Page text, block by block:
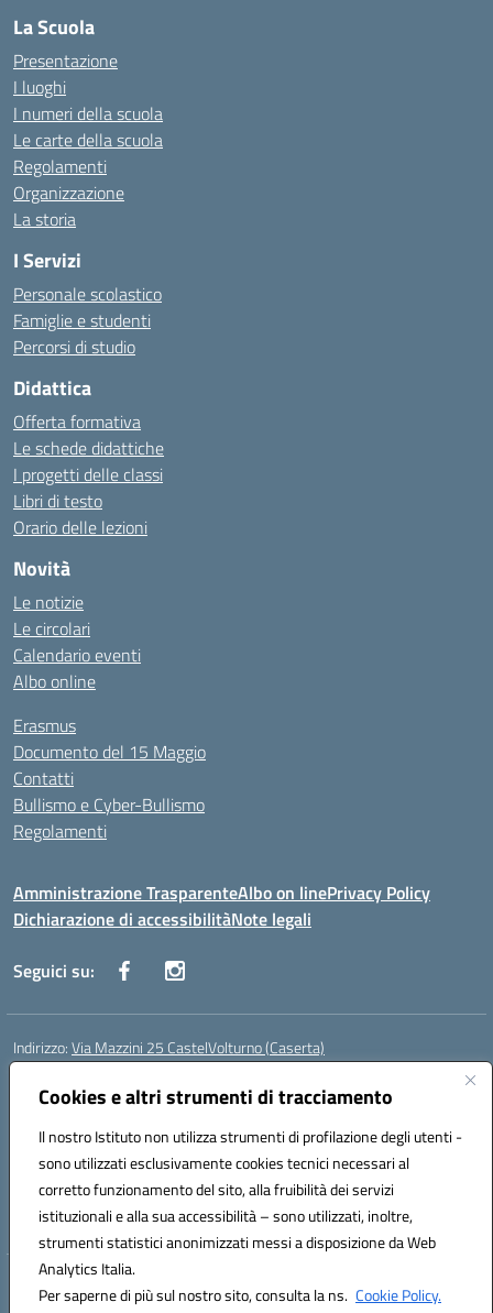
Cookies e altri strumenti di tracciamento
Il nostro Istituto non utilizza strumenti di profilazione degli utenti -
sono utilizzati esclusivamente cookies tecnici necessari al
corretto funzionamento del sito, alla fruibilità dei servizi
istituzionali e alla sua accessibilità – sono utilizzati, inoltre,
strumenti statistici anonimizzati messi a disposizione da Web
Analytics Italia.
Per saperne di più sul nostro sito, consulta la ns. Cookie Policy.
La Scuola
Presentazione
I luoghi
I numeri della scuola
Le carte della scuola
Regolamenti
Organizzazione
La storia
I Servizi
Personale scolastico
Famiglie e studenti
Percorsi di studio
Didattica
Offerta formativa
Le schede didattiche
I progetti delle classi
Libri di testo
Orario delle lezioni
Novità
Le notizie
Le circolari
Calendario eventi
Albo online
Erasmus
Documento del 15 Maggio
Contatti
Bullismo e Cyber-Bullismo
Regolamenti
Amministrazione TrasparenteAlbo on linePrivacy Policy
Dichiarazione di accessibilitàNote legali
Seguici su:
Indirizzo:Via Mazzini 25 CastelVolturno (Caserta)
Centralino:
Posta elettronica certificata (PEC):ceis014005@pec.istruzione.it
Codice fiscale: 93063510619
Codice meccanografico:CEIS014005
Codice Indice delle Pubbliche Amministrazioni (IPA): istsc_ceis014005
Codice unico di fatturazione (CUF): UOU8EW
Hosting & Powered by 3D Solution S.r.l.